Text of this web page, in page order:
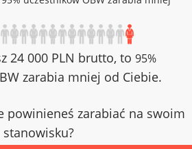
24 000 PLN brutto, to 95%
zarabia mniej od Ciebie.
powinieneś zarabiać na swoim
stanowisku?